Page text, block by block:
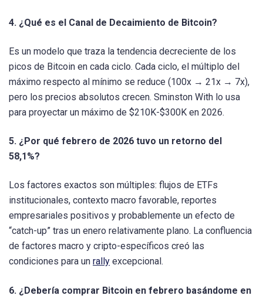
4. ¿Qué es el Canal de Decaimiento de Bitcoin?
Es un modelo que traza la tendencia decreciente de los
picos de Bitcoin en cada ciclo. Cada ciclo, el múltiplo del
máximo respecto al mínimo se reduce (100x → 21x → 7x),
pero los precios absolutos crecen. Sminston With lo usa
para proyectar un máximo de $210K-$300K en 2026.
5. ¿Por qué febrero de 2026 tuvo un retorno del
58,1%?
Los factores exactos son múltiples: flujos de ETFs
institucionales, contexto macro favorable, reportes
empresariales positivos y probablemente un efecto de
“catch-up” tras un enero relativamente plano. La confluencia
de factores macro y cripto-específicos creó las
condiciones para un rally excepcional.
6. ¿Debería comprar Bitcoin en febrero basándome en